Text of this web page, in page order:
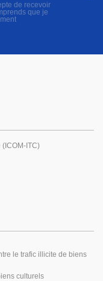
de recevoir
que je
le trafic illicite de biens
culturels
ITC)